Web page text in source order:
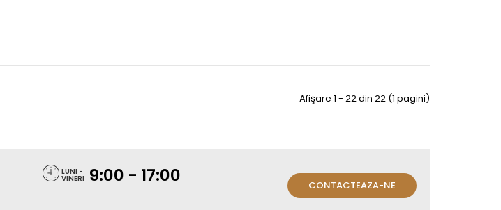
Afişare 1 - 22 din 22 (1 pagini)
LUNI -
VINERI 9:00 - 17:00 CONTACTEAZA-NE